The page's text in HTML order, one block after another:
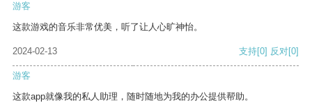
游客
这款游戏的音乐非常优美，听了让人心旷神怡。
2024-02-13 支持[0] 反对[0]
游客
这款app就像我的私人助理，随时随地为我的办公提供帮助。